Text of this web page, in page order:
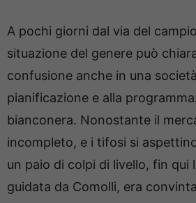
A pochi giorni dal via del
situazione del genere può
confusione anche in una
pianificazione e alla
bianconera. Nonostante il
incompleto, e i tifosi si
un paio di colpi di livello, fin qui
guidata da Comolli, era